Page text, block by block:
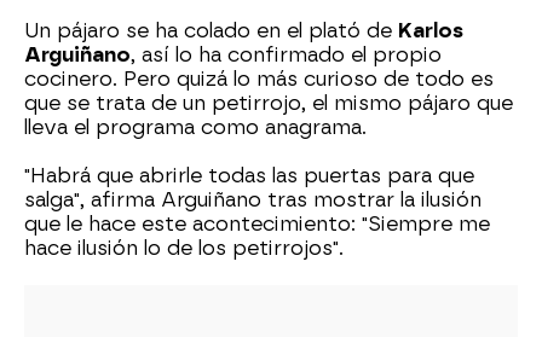
Un pájaro se ha colado en el plató de Karlos
Arguiñano, así lo ha confirmado el propio
cocinero. Pero quizá lo más curioso de todo es
que se trata de un petirrojo, el mismo pájaro que
lleva el programa como anagrama.
"Habrá que abrirle todas las puertas para que
salga", afirma Arguiñano tras mostrar la ilusión
que le hace este acontecimiento: "Siempre me
hace ilusión lo de los petirrojos".